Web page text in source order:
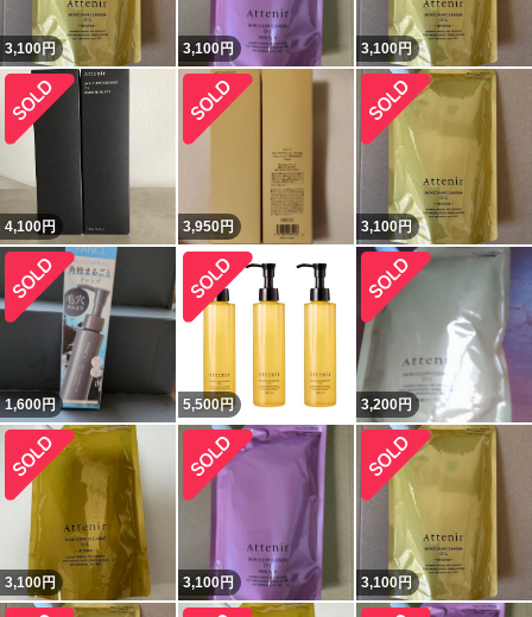
3,100円 3,100円 3,100円
4,100円 3,950円 3,100円
1,600円 5,500円 3,200円
3,100円 3,100円 3,100円